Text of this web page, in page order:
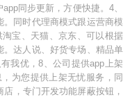
同步更新，方便快捷。4、
同时代理商模式跟运营商模
宝、天猫、京东、可以根据
。达人说、好货专场、精品单
我优，8、公司提供app上架
为您提供上架无忧服务，同
，专门开发功能屏蔽按钮，